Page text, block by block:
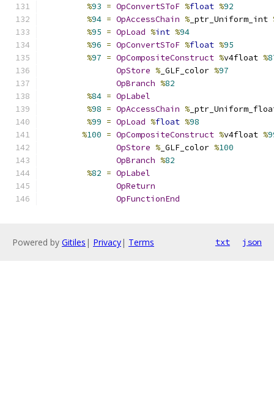
%93 = OpConvertSToF %float %92
%94 = OpAccessChain % _ptr_Uniform_int
%95 = OpLoad %int %94
%96 = OpConvertSToF %float %95
%97 = OpCompositeConstruct %v4float %
OpStore % _GLF_color %97
OpBranch %82
%84 = OpLabel
%98 = OpAccessChain %
%99 = OpLoad %float %98
%100 = OpCompositeConstruct %v4float %
OpStore % _GLF_color %100
OpBranch %82
%82 = OpLabel
OpReturn
OpFunctionEnd
Powered by Gitiles | Privacy| Terms txt json